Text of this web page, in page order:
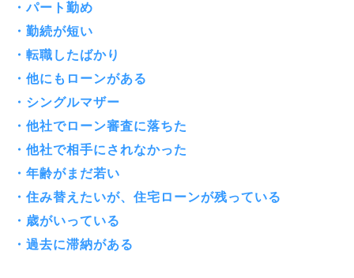
・パート勤め
・勤続が短い
・転職したばかり
・他にもローンがある
・シングルマザー
・他社でローン審査に落ちた
・他社で相手にされなかった
・年齢がまだ若い
・住み替えたいが、住宅ローンが残っている
・歳がいっている
・過去に滞納がある